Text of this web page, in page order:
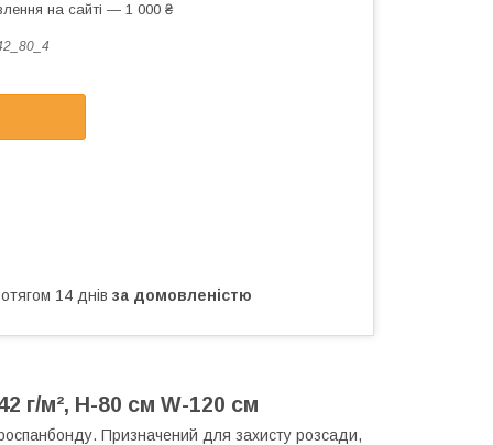
на сайті — 1 000 ₴
14 днів за домовленістю
г/м², Н-80 см W-120 см
Призначений для захисту розсади,